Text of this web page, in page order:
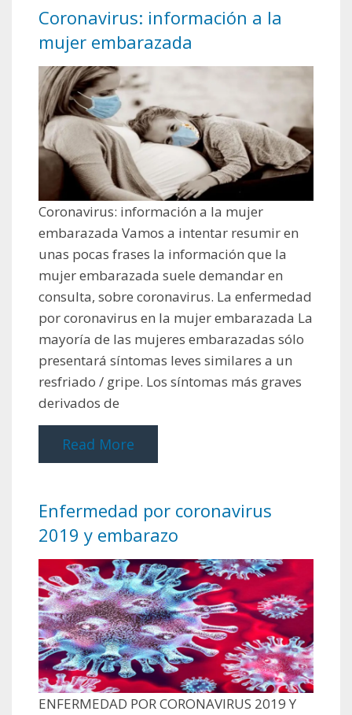
Coronavirus: información a la
mujer embarazada
Coronavirus: información a la mujer
embarazada Vamos a intentar resumir en
unas pocas frases la información que la
mujer embarazada suele demandar en
consulta, sobre coronavirus. La enfermedad
por coronavirus en la mujer embarazada La
mayoría de las mujeres embarazadas sólo
presentará síntomas leves similares a un
resfriado / gripe. Los síntomas más graves
derivados de
Read More
Enfermedad por coronavirus
2019 y embarazo
ENFERMEDAD POR CORONAVIRUS 2019 Y